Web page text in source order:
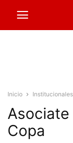
Inicio Institucionales
Asociate
Copa